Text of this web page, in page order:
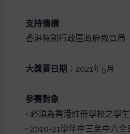
支持機構
香港特別行政區政府教育局
大獎賽日期 ：2021年5月
參賽對象
• 必須為香港註冊學校之學生
• 2020-21學年中三至中六